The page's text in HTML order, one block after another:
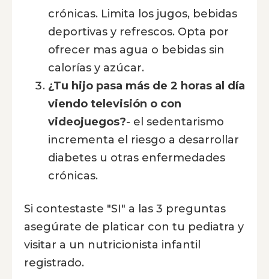
crónicas. Limita los jugos, bebidas
deportivas y refrescos. Opta por
ofrecer mas agua o bebidas sin
calorías y azúcar.
¿Tu hijo pasa más de 2 horas al día
viendo televisión o con
videojuegos?- el sedentarismo
incrementa el riesgo a desarrollar
diabetes u otras enfermedades
crónicas.
Si contestaste "SI" a las 3 preguntas
asegúrate de platicar con tu pediatra y
visitar a un nutricionista infantil
registrado.